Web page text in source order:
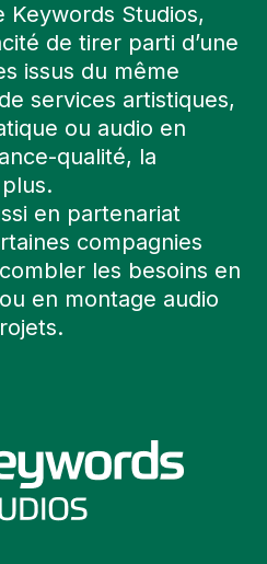
Keywords Studios,
de tirer parti d’une
issus du même
services artistiques,
ou audio en
qualité, la
en partenariat
compagnies
les besoins en
en montage audio